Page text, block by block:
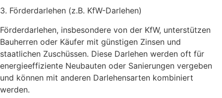
3. Förderdarlehen (z.B. KfW-Darlehen)
Förderdarlehen, insbesondere von der KfW, unterstützen
Bauherren oder Käufer mit günstigen Zinsen und
staatlichen Zuschüssen. Diese Darlehen werden oft für
energieeffiziente Neubauten oder Sanierungen vergeben
und können mit anderen Darlehensarten kombiniert
werden.